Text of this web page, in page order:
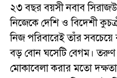
২৩ বছর বয়সী নবাব
নিজেকে দেশি ও বিদেশী
নিজ পরিবারেই তাঁর
বড় বোন ঘসেটি বেগম। তরুণ
মোকাবেলা করার মতো